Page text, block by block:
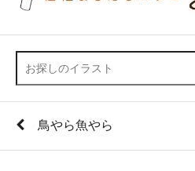
鳥やら魚やら